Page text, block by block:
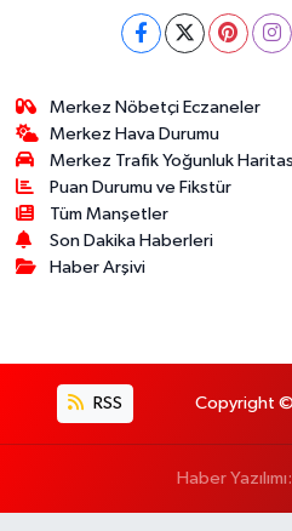
Merkez Nöbetçi Eczaneler
Merkez Hava Durumu
Merkez Trafik Yoğunluk
Puan Durumu ve Fikstür
Tüm Manşetler
Son Dakika Haberleri
Haber Arşivi
RSS Copyright ©
Haber Yazılımı: